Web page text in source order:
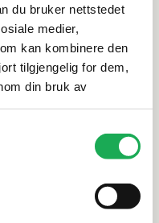
du bruker nettstedet
medier,
kan kombinere den
tilgjengelig for dem,
din bruk av